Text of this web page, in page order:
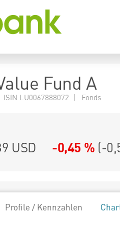
Fund A
LU0067888072 | Fonds
USD -0,45 % (-
Profile / Kennzahlen